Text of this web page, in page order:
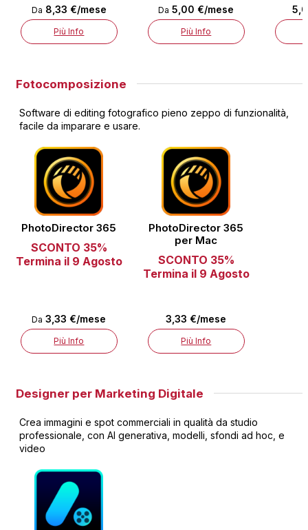
Da 8,33 €/mese
Più Info
Da 5,00 €/mese
Più Info
Fotocomposizione
Software di editing fotografico pieno zeppo di funzionalità,
facile da imparare e usare.
PhotoDirector 365
SCONTO 35%
Termina il 9 Agosto
Da 3,33 €/mese
Più Info
PhotoDirector 365
per Mac
SCONTO 35%
Termina il 9 Agosto
3,33 €/mese
Più Info
Designer per Marketing Digitale
Crea immagini e spot commerciali in qualità da studio
professionale, con AI generativa, modelli, sfondi ad hoc, e
video